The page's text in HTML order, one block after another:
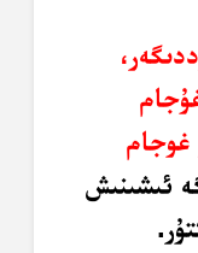
غوجام
ئىشىنىش